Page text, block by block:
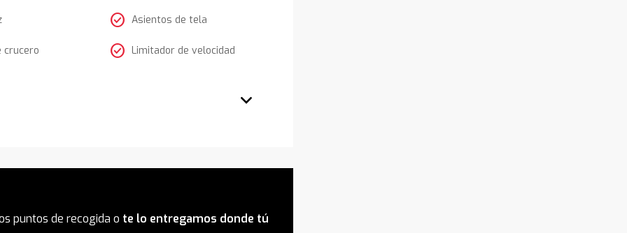
crucero
check_circle Asientos de tela
check_circle Limitador de velocidad
puntos de recogida o te lo entregamos donde tú